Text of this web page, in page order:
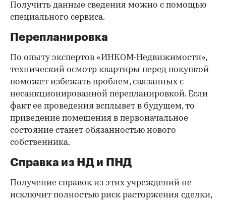
Получить данные сведения можно с помощью
специального сервиса.
Перепланировка
По опыту экспертов «ИНКОМ-Недвижимости»,
технический осмотр квартиры перед покупкой
поможет избежать проблем, связанных с
несанкционированной перепланировкой. Если
факт ее проведения всплывет в будущем, то
приведение помещения в первоначальное
состояние станет обязанностью нового
собственника.
Справка из НД и ПНД
Получение справок из этих учреждений не
исключит полностью риск расторжения сделки,